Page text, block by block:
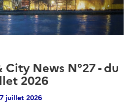
News N°27 - du
2026
juillet 2026